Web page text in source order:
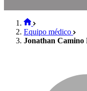
Equipo médico
Jonathan Camino